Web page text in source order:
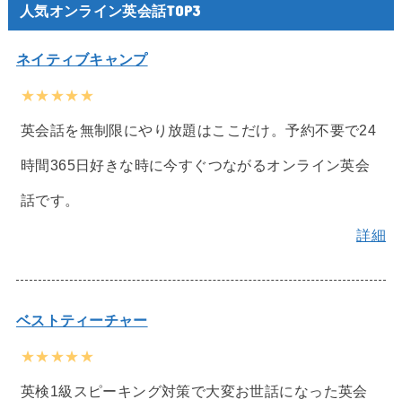
人気オンライン英会話TOP3
ネイティブキャンプ
★★★★★
英会話を無制限にやり放題はここだけ。予約不要で24
時間365日好きな時に今すぐつながるオンライン英会
話です。
詳細
ベストティーチャー
★★★★★
英検1級スピーキング対策で大変お世話になった英会